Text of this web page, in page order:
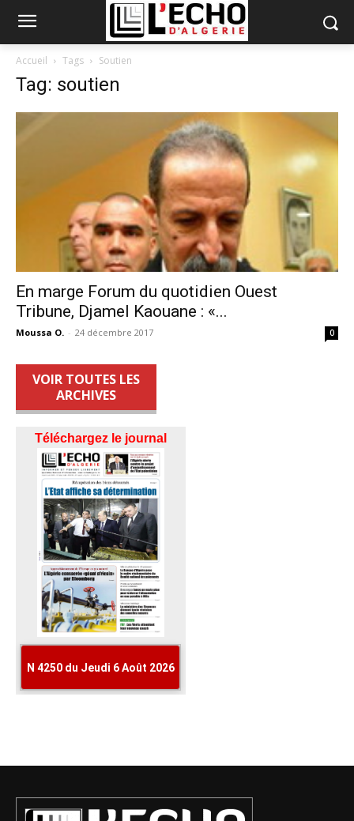
Accueil Tags Soutien
Tag: soutien
En marge Forum du quotidien Ouest
Tribune, Djamel Kaouane : «...
Moussa O. - 24 décembre 2017 0
VOIR TOUTES LES
ARCHIVES